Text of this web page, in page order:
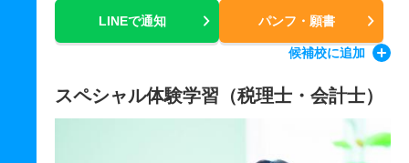
LINEで通知 パンフ・願書
候補校に追加
スペシャル体験学習（税理士・会計士）